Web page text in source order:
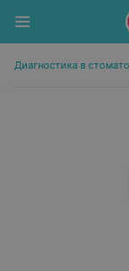
Диагностика в